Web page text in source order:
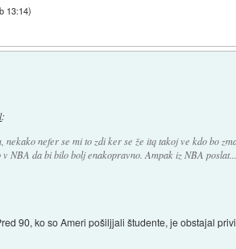
13:14)
:
nekako nefer se mi to zdi ker se že itq takoj ve kdo bo
NBA da bi bilo bolj enakopravno. Ampak iz NBA
90, ko so Ameri pošiljjali študente, je obstajal